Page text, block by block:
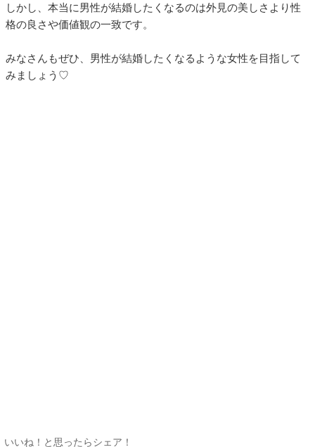
しかし、本当に男性が結婚したくなるのは外見の美しさより性
格の良さや価値観の一致です。
みなさんもぜひ、男性が結婚したくなるような女性を目指して
みましょう♡
いいね！と思ったらシェア！